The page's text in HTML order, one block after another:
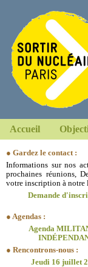
Accueil
● Gardez le contact :
Informations sur nos
prochaines réunions,
votre inscription à notre
Demande
● Agendas :
Agenda
● Rencontrons-nous :
Jeudi 16 juillet